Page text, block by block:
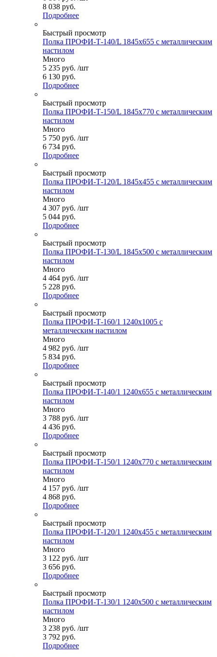
8 038 руб.
Подробнее
Быстрый просмотр
Полка ПРОФИ-Т-140/L 1845x655 с металлическим
настилом
Много
5 235 руб. /шт
6 130 руб.
Подробнее
Быстрый просмотр
Полка ПРОФИ-Т-150/L 1845x770 с металлическим
настилом
Много
5 750 руб. /шт
6 734 руб.
Подробнее
Быстрый просмотр
Полка ПРОФИ-Т-120/L 1845x455 с металлическим
настилом
Много
4 307 руб. /шт
5 044 руб.
Подробнее
Быстрый просмотр
Полка ПРОФИ-Т-130/L 1845x500 с металлическим
настилом
Много
4 464 руб. /шт
5 228 руб.
Подробнее
Быстрый просмотр
Полка ПРОФИ-Т-160/1 1240x1005 с
металлическим настилом
Много
4 982 руб. /шт
5 834 руб.
Подробнее
Быстрый просмотр
Полка ПРОФИ-Т-140/1 1240x655 с металлическим
настилом
Много
3 788 руб. /шт
4 436 руб.
Подробнее
Быстрый просмотр
Полка ПРОФИ-Т-150/1 1240x770 с металлическим
настилом
Много
4 157 руб. /шт
4 868 руб.
Подробнее
Быстрый просмотр
Полка ПРОФИ-Т-120/1 1240x455 с металлическим
настилом
Много
3 122 руб. /шт
3 656 руб.
Подробнее
Быстрый просмотр
Полка ПРОФИ-Т-130/1 1240x500 с металлическим
настилом
Много
3 238 руб. /шт
3 792 руб.
Подробнее